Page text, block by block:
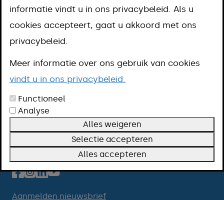
Contact
Openingstijden
Over deze website
Aanmelden nieuwsbrief
informatie vindt u in ons privacybeleid. Als u
cookies accepteert, gaat u akkoord met ons
privacybeleid.
Meer informatie over ons gebruik van cookies
vindt u in ons privacybeleid.
Functioneel
Analyse
Alles weigeren
Selectie accepteren
Alles accepteren